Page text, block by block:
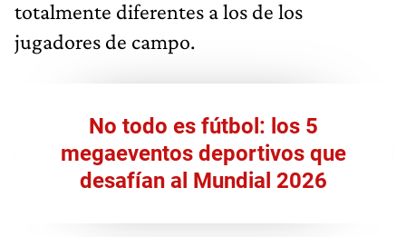
totalmente diferentes a los de los
jugadores de campo.
No todo es fútbol: los 5
megaeventos deportivos que
desafían al Mundial 2026